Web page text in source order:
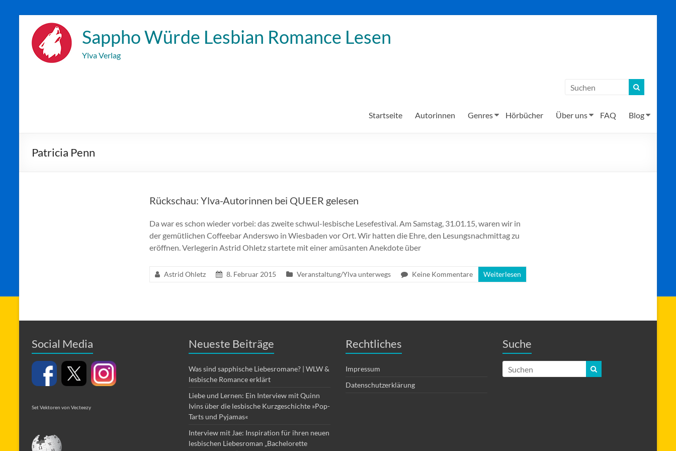
Inhalt
wechseln
Sappho Würde Lesbian Romance Lesen
Ylva Verlag
Startseite Autorinnen Genres Hörbücher Über uns FAQ Blog
Patricia Penn
Rückschau: Ylva-Autorinnen bei QUEER gelesen
Da war es schon wieder vorbei: das zweite schwul-lesbische Lesefestival. Am Samstag, 31.01.15, waren wir in
der gemütlichen Coffeebar Anderswo in Wiesbaden vor Ort. Wir hatten die Ehre, den Lesungsnachmittag zu
eröffnen. Verlegerin Astrid Ohletz startete mit einer amüsanten Anekdote über
Astrid Ohletz 8. Februar 2015 Veranstaltung/Ylva unterwegs Keine Kommentare Weiterlesen
Social Media
Set Vektoren von Vecteezy
Neueste Beiträge
Was sind sapphische Liebesromane? | WLW &
lesbische Romance erklärt
Liebe und Lernen: Ein Interview mit Quinn
Ivins über die lesbische Kurzgeschichte »Pop-
Tarts und Pyjamas«
Interview mit Jae: Inspiration für ihren neuen
lesbischen Liebesroman „Bachelorette
Rechtliches
Impressum
Datenschutzerklärung
Suche